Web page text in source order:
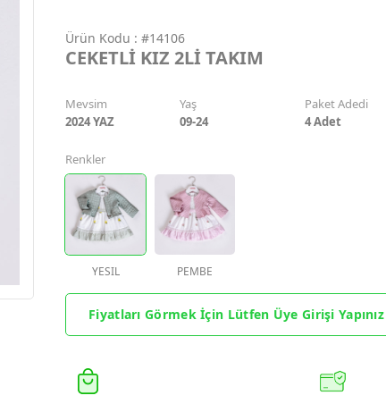
Ürün Kodu : #14106
CEKETLİ KIZ 2Lİ TAKIM
Mevsim
2024 YAZ
Yaş
09-24
Paket Adedi
4Adet
Renkler
YESIL PEMBE
Fiyatları Görmek İçin Lütfen Üye Girişi Yapınız